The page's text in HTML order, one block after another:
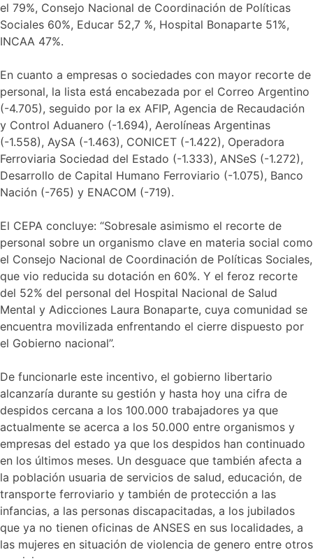
el 79%, Consejo Nacional de Coordinación de Políticas
Sociales 60%, Educar 52,7 %, Hospital Bonaparte 51%,
INCAA 47%.
En cuanto a empresas o sociedades con mayor recorte de
personal, la lista está encabezada por el Correo Argentino
(-4.705), seguido por la ex AFIP, Agencia de Recaudación
y Control Aduanero (-1.694), Aerolíneas Argentinas
(-1.558), AySA (-1.463), CONICET (-1.422), Operadora
Ferroviaria Sociedad del Estado (-1.333), ANSeS (-1.272),
Desarrollo de Capital Humano Ferroviario (-1.075), Banco
Nación (-765) y ENACOM (-719).
El CEPA concluye: “Sobresale asimismo el recorte de
personal sobre un organismo clave en materia social como
el Consejo Nacional de Coordinación de Políticas Sociales,
que vio reducida su dotación en 60%. Y el feroz recorte
del 52% del personal del Hospital Nacional de Salud
Mental y Adicciones Laura Bonaparte, cuya comunidad se
encuentra movilizada enfrentando el cierre dispuesto por
el Gobierno nacional”.
De funcionarle este incentivo, el gobierno libertario
alcanzaría durante su gestión y hasta hoy una cifra de
despidos cercana a los 100.000 trabajadores ya que
actualmente se acerca a los 50.000 entre organismos y
empresas del estado ya que los despidos han continuado
en los últimos meses. Un desguace que también afecta a
la población usuaria de servicios de salud, educación, de
transporte ferroviario y también de protección a las
infancias, a las personas discapacitadas, a los jubilados
que ya no tienen oficinas de ANSES en sus localidades, a
las mujeres en situación de violencia de genero entre otros